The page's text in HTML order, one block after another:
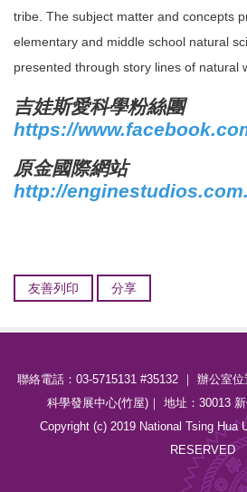
tribe. The subject matter and concepts
elementary and middle school natural
presented through story lines of natural
吉娃斯愛科學粉絲團
https://
原金國際網站
http://
友善列印 分享
聯絡電話：03-5715131 #35132 ｜ 辦公室
科學發展中心(竹屋)｜ 地址：30013
Copyright (c) 2019 National Tsing Hua
RESERVED